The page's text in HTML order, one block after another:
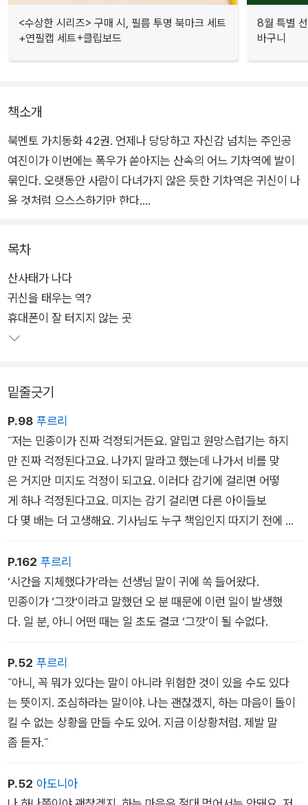
<수상한 시리즈> 구매 시, 필름 투명 북마크 세트
+연필캡 세트+클립보드
8월 특별
바구니
책소개
북멘토 가치동화 42권. 언제나 당당하고 자신감 넘치는 주인공
여진이가 이번에는 폭우가 쏟아지는 산속의 어느 기차역에 발이
묶인다. 오랫동안 사람이 다녀가지 않은 듯한 기차역은 귀신이 나
올 것처럼 으스스하기만 한다.
오래된 기차역에서 어떤 위험한 일이 벌어질지 몰라 버스 안에 머
무르기로 한 여진이 일행. 그런데 아이들이 하나둘씩 약속을 어기
기 시작한다. 무서운 사진을 찍어 오면 치킨 쿠폰을 준다는 민종
이의 말 때문이다. 그런데 그날 밤 정말로 아이들이 사라지고 맙
니다. 과연 여진이 일행은 어떻게 될까?
목차
산사태가 나다
귀신을 태우는 역?
휴대폰이 잘 터지지 않는 곳
밑줄긋기
P.98 푸르리
˝저는 민종이가 진짜 걱정되거든요. 얄밉고 원망스럽기는 하지
만 진짜 걱정된다고요. 나가지 말라고 했는데 나가서 비를 맞
은 거지만 미지도 걱정이 되고요. 이러다 감기에 걸리면 어떻
게 하나 걱정된다고요. 미지는 감기 걸리면 다른 아이들보
다 몇 배는 더 고생해요. 기사님도 누구 책임인지 따지기 전에 먼
저 걱정해 주시면 안 돼요?˝
P.162 푸르리
‘시간을 지체했다가‘라는 선생님 말이 귀에 쏙 들어왔다.
민종이가 ‘그깟‘이라고 말했던 오 분 때문에 이런 일이 발생했
다. 일 분, 아니 어떤 때는 일 초도 결코 ‘그깟‘이 될 수없다.
P.52 푸르리
˝아니, 꼭 뭐가 있다는 말이 아니라 위험한 것이 있을 수도 있다
는 뜻이지. 조심하라는 말이야. 나는 괜찮겠지, 하는 마음이 돌이
킬 수 없는 상황을 만들 수도 있어. 지금 이상황처럼. 제발 말
좀 듣자.˝
P.52 아도니아